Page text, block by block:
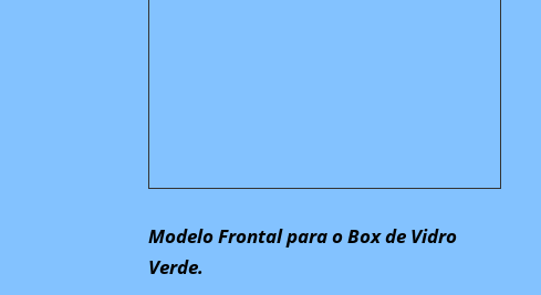
Modelo Frontal para o Box de Vidro
Verde.